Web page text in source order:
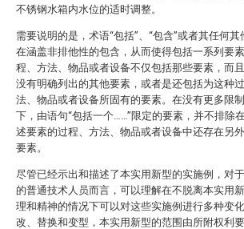
不锈钢水箱内水位的适时调整。
需要说明的是，术语“包括”、“包含”或者其任何其
在涵盖非排他性的包含，从而使得包括一系列要
程、方法、物品或者设备不仅包括那些要素，而
没有明确列出的其他要素，或者是还包括为这种
法、物品或者设备所固有的要素。在没有更多限
下，由语句“包括一个……”限定的要素，并不排除
述要素的过程、方法、物品或者设备中还存在另
要素。
尽管已经示出和描述了本实用新型的实施例，对
的普通技术人员而言，可以理解在不脱离本实用
理和精神的情况下可以对这些实施例进行多种变
改、替换和变型，本实用新型的范围由所附权利